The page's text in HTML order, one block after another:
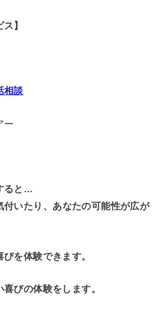
】
相談
ー
ると…
付いたり、あなたの可能性が広が
を体験できます。
びの体験をします。